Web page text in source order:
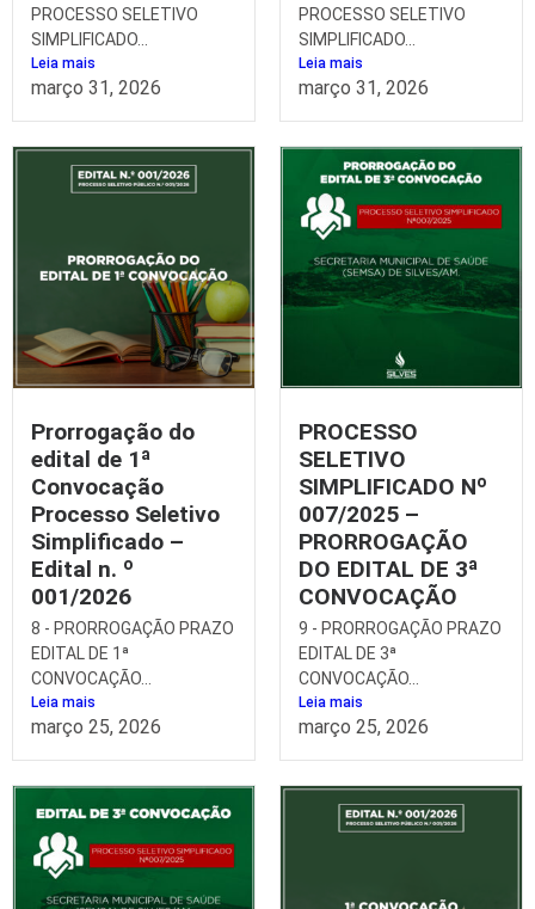
PROCESSO SELETIVO
SIMPLIFICADO...
Leia mais
março 31, 2026
PROCESSO SELETIVO
SIMPLIFICADO...
Leia mais
março 31, 2026
Prorrogação do
edital de 1ª
Convocação
Processo Seletivo
Simplificado –
Edital n. º
001/2026
8 - PRORROGAÇÃO PRAZO
EDITAL DE 1ª
CONVOCAÇÃO...
Leia mais
março 25, 2026
PROCESSO
SELETIVO
SIMPLIFICADO Nº
007/2025 –
PRORROGAÇÃO
DO EDITAL DE 3ª
CONVOCAÇÃO
9 - PRORROGAÇÃO PRAZO
EDITAL DE 3ª
CONVOCAÇÃO...
Leia mais
março 25, 2026